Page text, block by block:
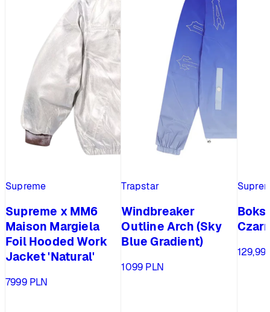
Supreme
Supreme x MM6
Maison Margiela
Foil Hooded Work
Jacket 'Natural'
7999 PLN
Trapstar
Windbreaker
Outline Arch (Sky
Blue Gradient)
1099 PLN
129,99